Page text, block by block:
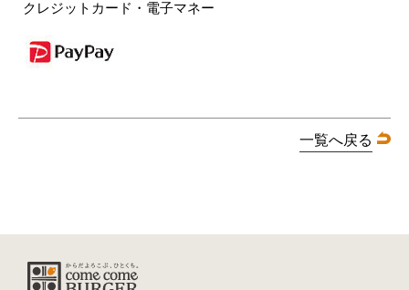
クレジットカード・電子マネー
一覧へ戻る